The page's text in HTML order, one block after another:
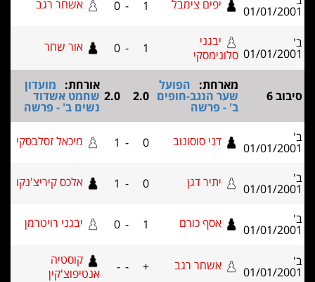
01/01/ יפים צימבל 1
0 אשחר רגב
01/01/
יבגני
סלונימסקי
0 אור שחר
6
מארחת:הפועל
שער הנגב-חופים
ב' - פרשה
2.0
2.0
אורחת:מועדון
שחמט אשדוד
נשים ב' - פרשה
01/01/ דני סוסונוב 0
1 מיכאל זסלבסקי
01/01/ יתיר דגן 1 אלכס קיריצ'נקו
01/01/ אסף כורם 0 יבגני רויטרמן
01/01/ אשחר רגב -
קוסטיה
אנטיפוצ'קין